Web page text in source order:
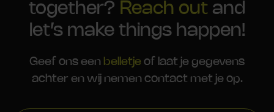
together? Reach out and
let’s make things happen!
Geef ons een belletje of laat je gegevens
achter en wij nemen contact met je op.